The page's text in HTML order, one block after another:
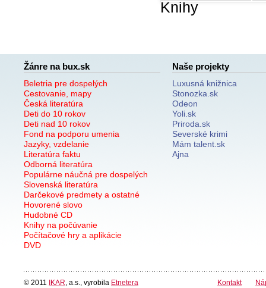
Knihy
Žánre na bux.sk
Beletria pre dospelých
Cestovanie, mapy
Česká literatúra
Deti do 10 rokov
Deti nad 10 rokov
Fond na podporu umenia
Jazyky, vzdelanie
Literatúra faktu
Odborná literatúra
Populárne náučná pre dospelých
Slovenská literatúra
Darčekové predmety a ostatné
Hovorené slovo
Hudobné CD
Knihy na počúvanie
Počítačové hry a aplikácie
DVD
Naše projekty
Luxusná knižnica
Stonozka.sk
Odeon
Yoli.sk
Priroda.sk
Severské krimi
Mám talent.sk
Ajna
© 2011 IKAR , a.s., vyrobila Etnetera Kontakt